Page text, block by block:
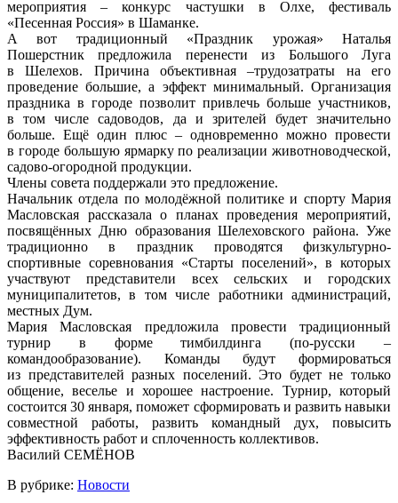
мероприятия – конкурс частушки в Олхе, фестиваль
«Песенная Россия» в Шаманке.
А вот традиционный «Праздник урожая» Наталья
Пошерстник предложила перенести из Большого Луга
в Шелехов. Причина объективная –трудозатраты на его
проведение большие, а эффект минимальный. Организация
праздника в городе позволит привлечь больше участников,
в том числе садоводов, да и зрителей будет значительно
больше. Ещё один плюс – одновременно можно провести
в городе большую ярмарку по реализации животноводческой,
садово-огородной продукции.
Члены совета поддержали это предложение.
Начальник отдела по молодёжной политике и спорту Мария
Масловская рассказала о планах проведения мероприятий,
посвящённых Дню образования Шелеховского района. Уже
традиционно в праздник проводятся физкультурно-
спортивные соревнования «Старты поселений», в которых
участвуют представители всех сельских и городских
муниципалитетов, в том числе работники администраций,
местных Дум.
Мария Масловская предложила провести традиционный
турнир в форме тимбилдинга (по-русски –
командообразование). Команды будут формироваться
из представителей разных поселений. Это будет не только
общение, веселье и хорошее настроение. Турнир, который
состоится 30 января, поможет сформировать и развить навыки
совместной работы, развить командный дух, повысить
эффективность работ и сплоченность коллективов.
Василий СЕМЁНОВ
В рубрике: Новости